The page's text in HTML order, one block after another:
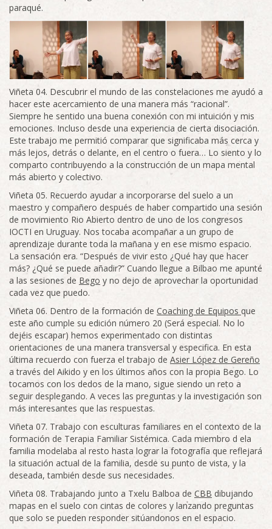
paraqué.
Viñeta 04. Descubrir el mundo de las constelaciones me ayudó a
hacer este acercamiento de una manera más “racional”.
Siempre he sentido una buena conexión con mi intuición y mis
emociones. Incluso desde una experiencia de cierta disociación.
Este trabajo me permitió comparar que significaba más cerca y
más lejos, detrás o delante, en el centro o fuera… Lo siento y lo
comparto contribuyendo a la construcción de un mapa mental
más abierto y colectivo.
Viñeta 05. Recuerdo ayudar a incorporarse del suelo a un
maestro y compañero después de haber compartido una sesión
de movimiento Rio Abierto dentro de uno de los congresos
IOCTI en Uruguay. Nos tocaba acompañar a un grupo de
aprendizaje durante toda la mañana y en ese mismo espacio.
La sensación era. “Después de vivir esto ¿Qué hay que hacer
más? ¿Qué se puede añadir?” Cuando llegue a Bilbao me apunté
a las sesiones de Bego y no dejo de aprovechar la oportunidad
cada vez que puedo.
Viñeta 06. Dentro de la formación de Coaching de Equipos que
este año cumple su edición número 20 (Será especial. No lo
dejéis escapar) hemos experimentado con distintas
orientaciones de una manera transversal y especifica. En esta
última recuerdo con fuerza el trabajo de Asier López de Gereño
a través del Aikido y en los últimos años con la propia Bego. Lo
tocamos con los dedos de la mano, sigue siendo un reto a
seguir desplegando. A veces las preguntas y la investigación son
más interesantes que las respuestas.
Viñeta 07. Trabajo con esculturas familiares en el contexto de la
formación de Terapia Familiar Sistémica. Cada miembro d ela
familia modelaba al resto hasta lograr la fotografía que reflejará
la situación actual de la familia, desde su punto de vista, y la
deseada, también desde sus necesidades.
Viñeta 08. Trabajando junto a Txelu Balboa de CBB dibujando
mapas en el suelo con cintas de colores y lanzando preguntas
que solo se pueden responder sitúandonos en el espacio.